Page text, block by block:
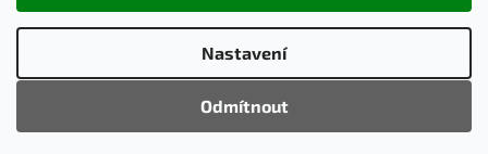
Nastavení
Odmítnout
nastavení cookies